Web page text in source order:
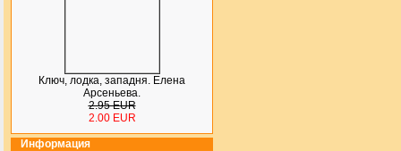
Ключ, лодка, западня. Елена
Арсеньева.
2.95 EUR
2.00 EUR
Информация